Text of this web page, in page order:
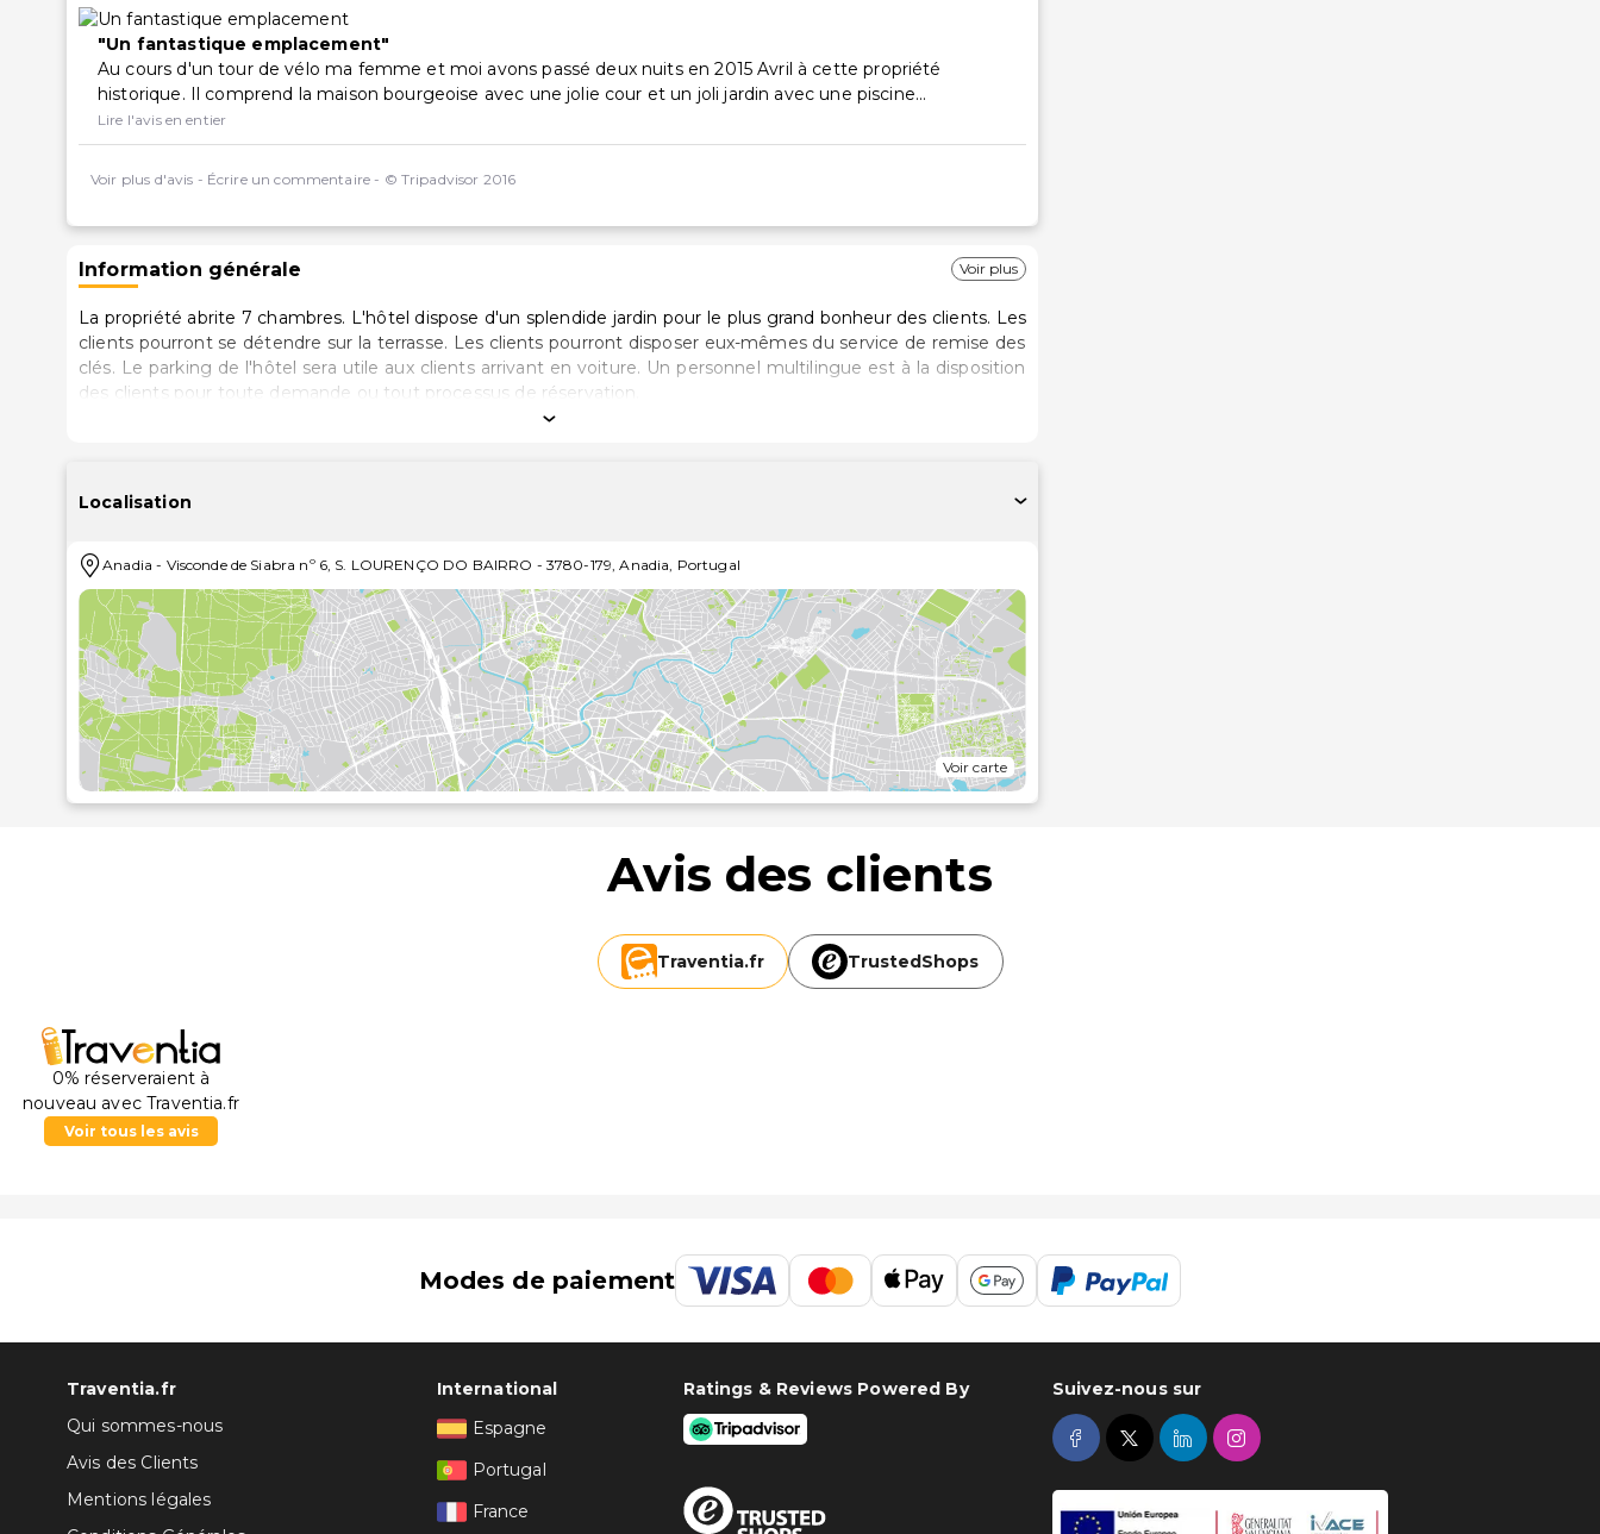
Un fantastique emplacement
Au cours d'un tour de vélo ma femme et moi avons passé deux nuits en 2015 Avril à cette propriété
historique. Il comprend la maison bourgeoise avec une jolie cour et un joli jardin avec une piscine...
Lire l'avis en entier
Voir plus d'avis - Écrire un commentaire - © Tripadvisor 2016
Information générale Voir plus
La propriété abrite 7 chambres. L'hôtel dispose d'un splendide jardin pour le plus grand bonheur des clients. Les
clients pourront se détendre sur la terrasse. Les clients pourront disposer eux-mêmes du service de remise des
clés. Le parking de l'hôtel sera utile aux clients arrivant en voiture. Un personnel multilingue est à la disposition
des clients pour toute demande ou tout processus de réservation.
Localisation
Anadia - Visconde de Siabra nº 6, S. LOURENÇO DO BAIRRO - 3780-179,Anadia, Portugal
Voir carte
Avis des clients
Traventia.fr TrustedShops
0% réserveraient à
nouveau avec Traventia.fr
Voir tous les avis
Modes de paiement
Traventia.fr
Qui sommes-nous
Avis des Clients
Mentions légales
International
Espagne
Portugal
France
Ratings & Reviews Powered By Suivez-nous sur